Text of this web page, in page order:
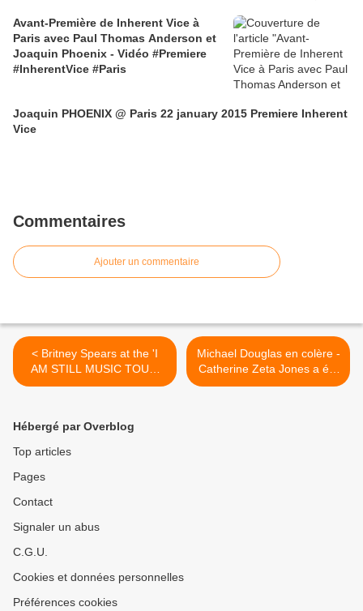
Avant-Première de Inherent Vice à
Paris avec Paul Thomas Anderson et
Joaquin Phoenix - Vidéo #Premiere
#InherentVice #Paris
Joaquin PHOENIX @ Paris 22 january 2015 Premiere Inherent
Vice
Commentaires
Ajouter un commentaire
< Britney Spears at the 'I
AM STILL MUSIC TOUR'
After-Party
Michael Douglas en colère -
Catherine Zeta Jones a été
"vendue" >
Hébergé par Overblog
Top articles
Pages
Contact
Signaler un abus
C.G.U.
Cookies et données personnelles
Préférences cookies